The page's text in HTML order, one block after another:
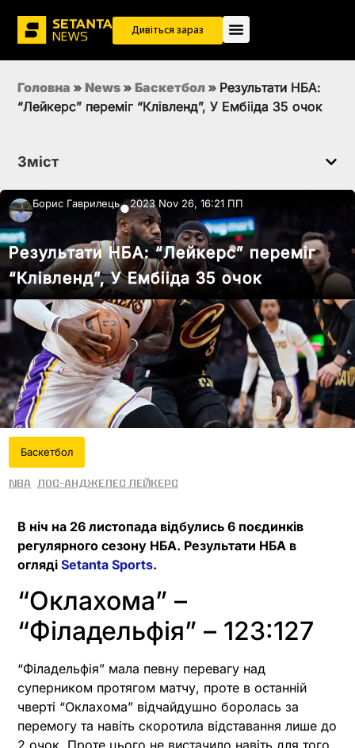
Дивіться зараз
Головна » News » Баскетбол » Результати НБА:
“Лейкерс” переміг “Клівленд”, У Ембііда 35 очок
Зміст
Борис Гаврилець●2023 Nov 26, 16:21 ПП
Результати НБА: “Лейкерс” переміг
“Клівленд”, У Ембііда 35 очок
Баскетбол
NBA Лос-Анджелес Лейкерс
В ніч на 26 листопада відбулись 6 поєдинків
регулярного сезону НБА. Результати НБА в
огляді Setanta Sports.
“Оклахома” –
“Філадельфія” – 123:127
“Філадельфія” мала певну перевагу над
суперником протягом матчу, проте в останній
чверті “Оклахома” відчайдушно боролась за
перемогу та навіть скоротила відставання лише до
2 очок. Проте цього не вистачило навіть для того,